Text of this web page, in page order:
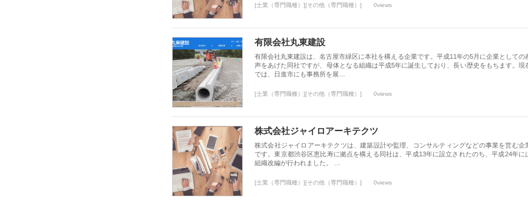
[士業（専門職種）][その他（専門職種）] 0views
有限会社丸東建設
有限会社丸東建設は、名古屋市緑区に本社を構える企業です。平成11年の5月に企業としての
声をあげた同社ですが、母体となる組織は平成5年に誕生しており、長い歴史をもちます。現
では、日進市にも事務所を展…
[士業（専門職種）][その他（専門職種）] 0views
株式会社ジャイロアーキテクツ
株式会社ジャイロアーキテクツは、建築設計や監理、コンサルティングなどの事業を営む企
です。東京都渋谷区恵比寿に拠点を構える同社は、平成13年に設立されたのち、平成24年に
組織改編が行われました。 …
[士業（専門職種）][その他（専門職種）] 0views